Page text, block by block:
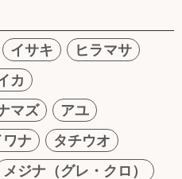
イサキ
ヒラマサ
カ
マズ
アユ
ワナ
タチウオ
メジナ（グレ・クロ）